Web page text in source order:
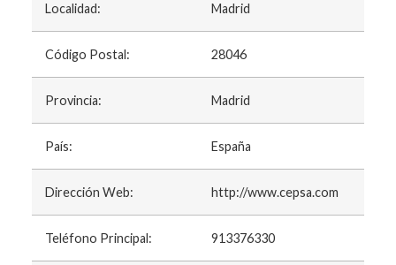
Localidad: Madrid
Código Postal: 28046
Provincia: Madrid
País: España
Dirección Web: http://www.cepsa.com
Teléfono Principal: 913376330